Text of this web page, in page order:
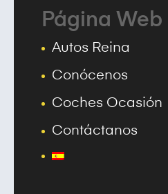
Página Web
Autos Reina
Conócenos
Coches Ocasión
Contáctanos